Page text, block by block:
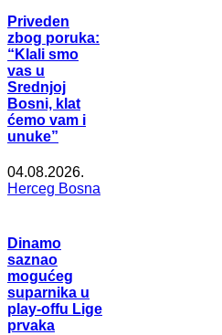
Priveden
zbog poruka:
“Klali smo
vas u
Srednjoj
Bosni, klat
ćemo vam i
unuke”
04.08.2026.
Herceg Bosna
Dinamo
saznao
mogućeg
suparnika u
play-offu Lige
prvaka